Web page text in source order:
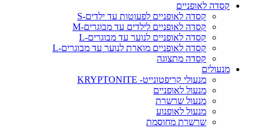
קסדה לאופניים
קסדה לאופניים לפעוטות עד ילדים-S
קסדה לאופניים לילדים עד מבוגרים-M
קסדה לאופניים לנוער עד מבוגרים-L
קסדה לאופניים מוארת לנוער עד מבוגרים-L
קסדה מתצוגה
מנעולים
מנעולי קריפטונייט- KRYPTONITE
מנעול לאופניים
מנעול שרשרת
מנעול לאופנוע
שרשרת מחוסמת